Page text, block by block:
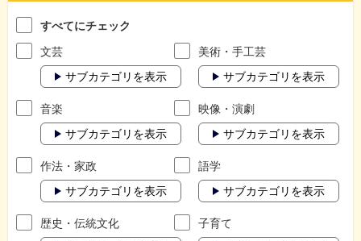
すべてにチェック
文芸
サブカテゴリを表示
美術・手工芸
サブカテゴリを表示
音楽
サブカテゴリを表示
映像・演劇
サブカテゴリを表示
作法・家政
サブカテゴリを表示
語学
サブカテゴリを表示
歴史・伝統文化
子育て